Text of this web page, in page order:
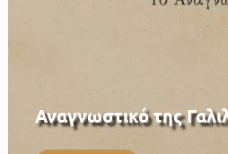
Αναγνωστικό της